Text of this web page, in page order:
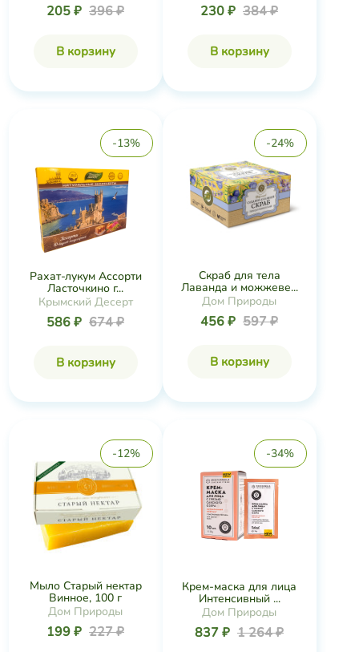
205 ₽ 396 ₽
В корзину
230 ₽ 384 ₽
В корзину
-13%
Рахат-лукум Ассорти
Ласточкино г...
Крымский Десерт
586 ₽ 674 ₽
В корзину
-24%
Скраб для тела
Лаванда и можжеве...
Дом Природы
456 ₽ 597 ₽
В корзину
-12%
Мыло Старый нектар
Винное, 100 г
Дом Природы
199 ₽ 227 ₽
-34%
Крем-маска для лица
Интенсивный ...
Дом Природы
837 ₽ 1 264 ₽